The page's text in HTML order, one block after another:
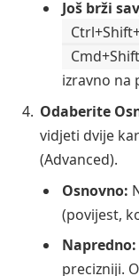
Još brži
izravno na
Odaberite
vidjeti dvije
(Advanced).
Osnovno:
(povijest,
Napredno:
precizniji.